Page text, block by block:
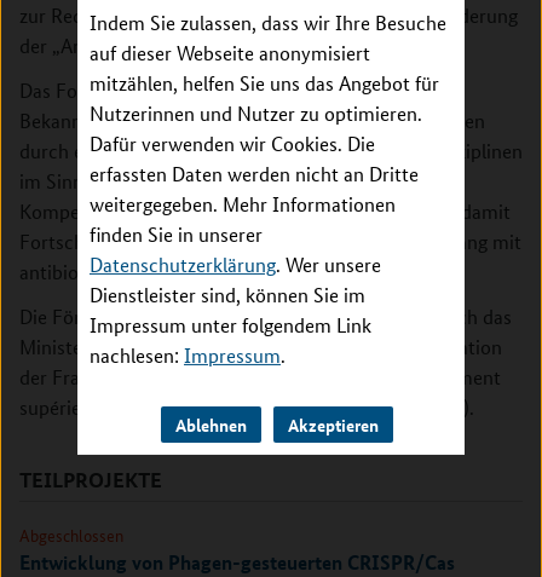
Indem Sie zulassen, dass wir Ihre Besuche
auf dieser Webseite anonymisiert
mitzählen, helfen Sie uns das Angebot für
Nutzerinnen und Nutzer zu optimieren.
Dafür verwenden wir Cookies. Die
erfassten Daten werden nicht an Dritte
weitergegeben. Mehr Informationen
finden Sie in unserer
Datenschutzerklärung. Wer unsere
Dienstleister sind, können Sie im
Impressum unter folgendem Link
nachlesen: Impressum.
Ablehnen Akzeptieren
zur Reduzierung ihrer Verbreitung und damit zur Linderung
der „Antibiotika-Krise“ leisten.
Das Forschungsvorhaben trägt somit im Sinne der
Bekanntmachung dazu bei, antimikrobielle Resistenzen
durch eine enge Zusammenarbeit verschiedener Disziplinen
im Sinne des One-Health-Ansatzes zu erforschen,
Kompetenzen über Grenzen hinweg zu bündeln und damit
Fortschritte bei der Bekämpfung von und dem Umgang mit
antibiotikaresistenten Infektionen zu erzielen.
Die Förderung der französischen Partner erfolgt durch das
Ministerium für Hochschulen, Forschung und Innovation
der Französischen Republik (Ministère de l'Enseignement
supérieur, de la Recherche et de l'Innovation, MESRI).
TEILPROJEKTE
Abgeschlossen
Entwicklung von Phagen-gesteuerten CRISPR/Cas